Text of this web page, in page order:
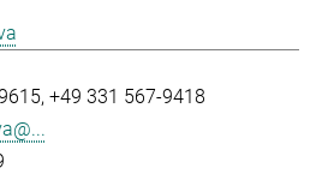
+49 331 567-9418